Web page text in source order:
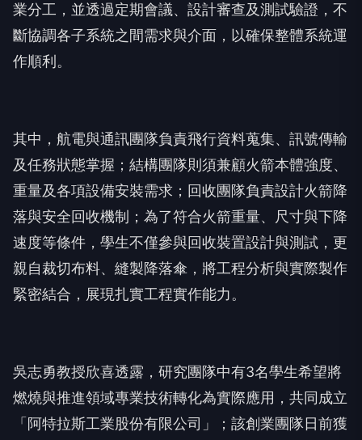
業分工，並透過定期會議、設計審查及測試驗證，不
斷協調各子系統之間需求與介面，以確保整體系統運
作順利。
其中，航電與通訊團隊負責飛行資料蒐集、訊號傳輸
及任務狀態掌握；結構團隊則須兼顧火箭本體強度、
重量及各項設備安裝需求；回收團隊負責設計火箭降
落與安全回收機制；為了符合火箭重量、尺寸與下降
速度等條件，學生不僅參與回收裝置設計與測試，更
親自裁切布料、縫製降落傘，將工程分析與實際製作
緊密結合，展現扎實工程實作能力。
吳志勇教授欣喜透露，研究團隊中有3名學生希望將
燃燒與推進領域專業技術轉化為實際應用，共同成立
「阿特拉斯工業股份有限公司」；該創業團隊日前獲